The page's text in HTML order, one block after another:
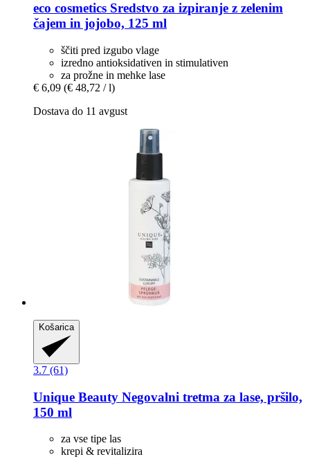
eco cosmetics Sredstvo za izpiranje z zelenim
čajem in jojobo, 125 ml
ščiti pred izgubo vlage
izredno antioksidativen in stimulativen
za prožne in mehke lase
€ 6,09 (€ 48,72 / l)
Dostava do 11 avgust
Košarica
3.7 (61)
Unique Beauty Negovalni tretma za lase, pršilo,
150 ml
za vse tipe las
krepi & revitalizira